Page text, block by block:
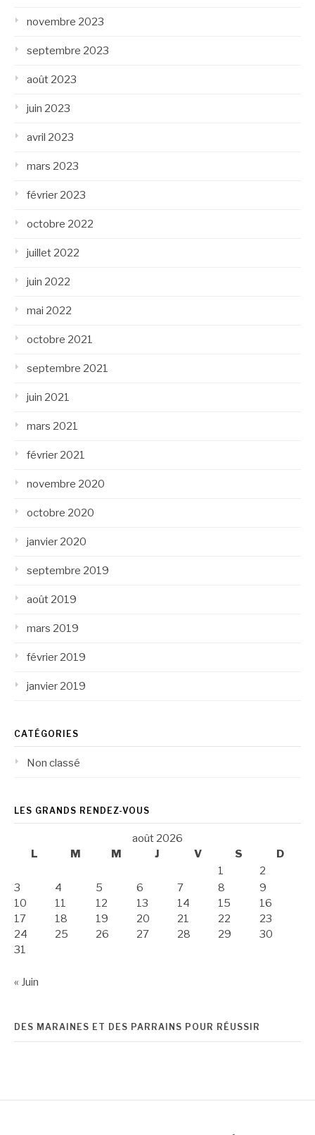
novembre 2023
septembre 2023
août 2023
juin 2023
avril 2023
mars 2023
février 2023
octobre 2022
juillet 2022
juin 2022
mai 2022
octobre 2021
septembre 2021
juin 2021
mars 2021
février 2021
novembre 2020
octobre 2020
janvier 2020
septembre 2019
août 2019
mars 2019
février 2019
janvier 2019
CATÉGORIES
Non classé
LES GRANDS RENDEZ-VOUS
août 2026
L
M M J V S
D
1
2
3
4 5 6 7 8
9
10
11 12 13 14 15
16
17
18 19 20 21 22
23
24
25 26 27 28 29
30
31
« Juin
DES MARAINES ET DES PARRAINS POUR RÉUSSIR